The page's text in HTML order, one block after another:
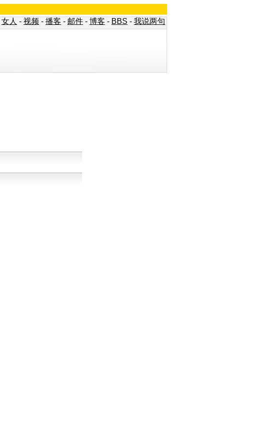
女人 - 视频 - 播客 - 邮件 - 博客 - BBS - 我说两句